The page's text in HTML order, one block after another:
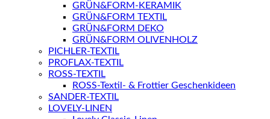
GRÜN&FORM-KERAMIK
GRÜN&FORM TEXTIL
GRÜN&FORM DEKO
GRÜN&FORM OLIVENHOLZ
PICHLER-TEXTIL
PROFLAX-TEXTIL
ROSS-TEXTIL
ROSS-Textil- & Frottier Geschenkideen
SANDER-TEXTIL
LOVELY-LINEN